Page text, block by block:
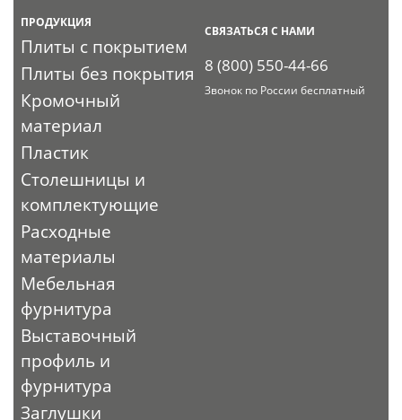
ПРОДУКЦИЯ
Плиты с покрытием
Плиты без покрытия
Кромочный
материал
Пластик
Столешницы и
комплектующие
Расходные
материалы
Мебельная
фурнитура
Выставочный
профиль и
фурнитура
Заглушки
СВЯЗАТЬСЯ С НАМИ
8 (800) 550-44-66
Звонок по России бесплатный